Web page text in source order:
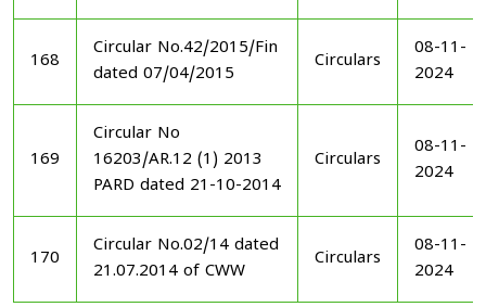
168
Circular No.42/2015/Fin
dated 07/04/2015
Circulars
08-11-
2024
169
Circular No
16203/AR.12 (1) 2013
PARD dated 21-10-2014
Circulars
08-11-
2024
170
Circular No.02/14 dated
21.07.2014 of CWW
Circulars
08-11-
2024